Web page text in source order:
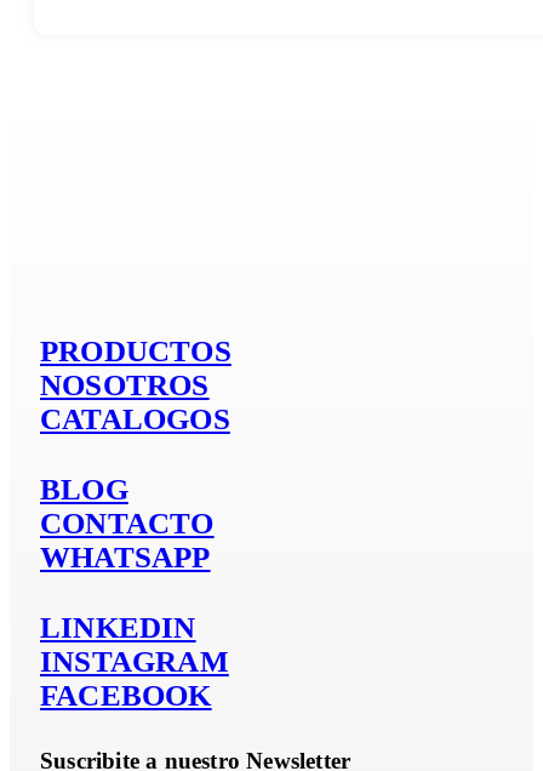
PRODUCTOS
NOSOTROS
CATALOGOS
BLOG
CONTACTO
WHATSAPP
LINKEDIN
INSTAGRAM
FACEBOOK
Suscribite a nuestro Newsletter